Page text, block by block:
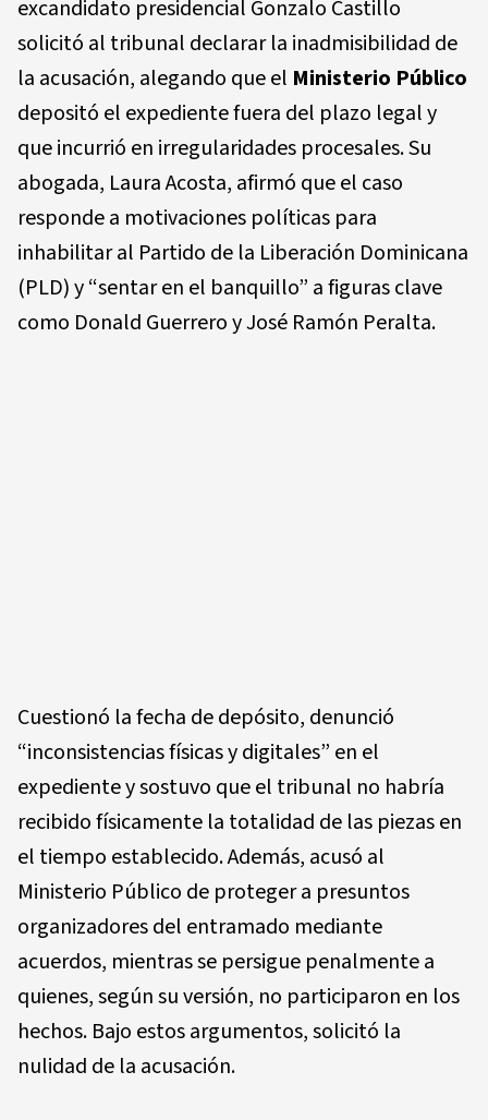
excandidato presidencial Gonzalo Castillo
solicitó al tribunal declarar la inadmisibilidad de
la acusación, alegando que el Ministerio Público
depositó el expediente fuera del plazo legal y
que incurrió en irregularidades procesales. Su
abogada, Laura Acosta, afirmó que el caso
responde a motivaciones políticas para
inhabilitar al Partido de la Liberación Dominicana
(PLD) y “sentar en el banquillo” a figuras clave
como Donald Guerrero y José Ramón Peralta.
Cuestionó la fecha de depósito, denunció
“inconsistencias físicas y digitales” en el
expediente y sostuvo que el tribunal no habría
recibido físicamente la totalidad de las piezas en
el tiempo establecido. Además, acusó al
Ministerio Público de proteger a presuntos
organizadores del entramado mediante
acuerdos, mientras se persigue penalmente a
quienes, según su versión, no participaron en los
hechos. Bajo estos argumentos, solicitó la
nulidad de la acusación.